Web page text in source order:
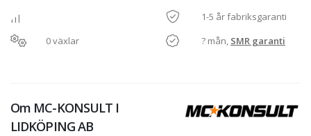
0 växlar
1-5 år fabriksgaranti
? mån, SMR garanti
Om MC-KONSULT I
LIDKÖPING AB